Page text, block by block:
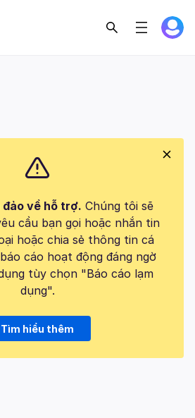
về hỗ trợ. Chúng tôi sẽ
cầu bạn gọi hoặc nhắn tin
hoặc chia sẻ thông tin cá
cáo hoạt động đáng ngờ
tùy chọn "Báo cáo lạm
dụng".
Tìm hiểu thêm